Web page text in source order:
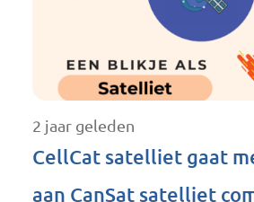
2 jaar geleden
CellCat satelliet gaat
aan CanSat satelliet